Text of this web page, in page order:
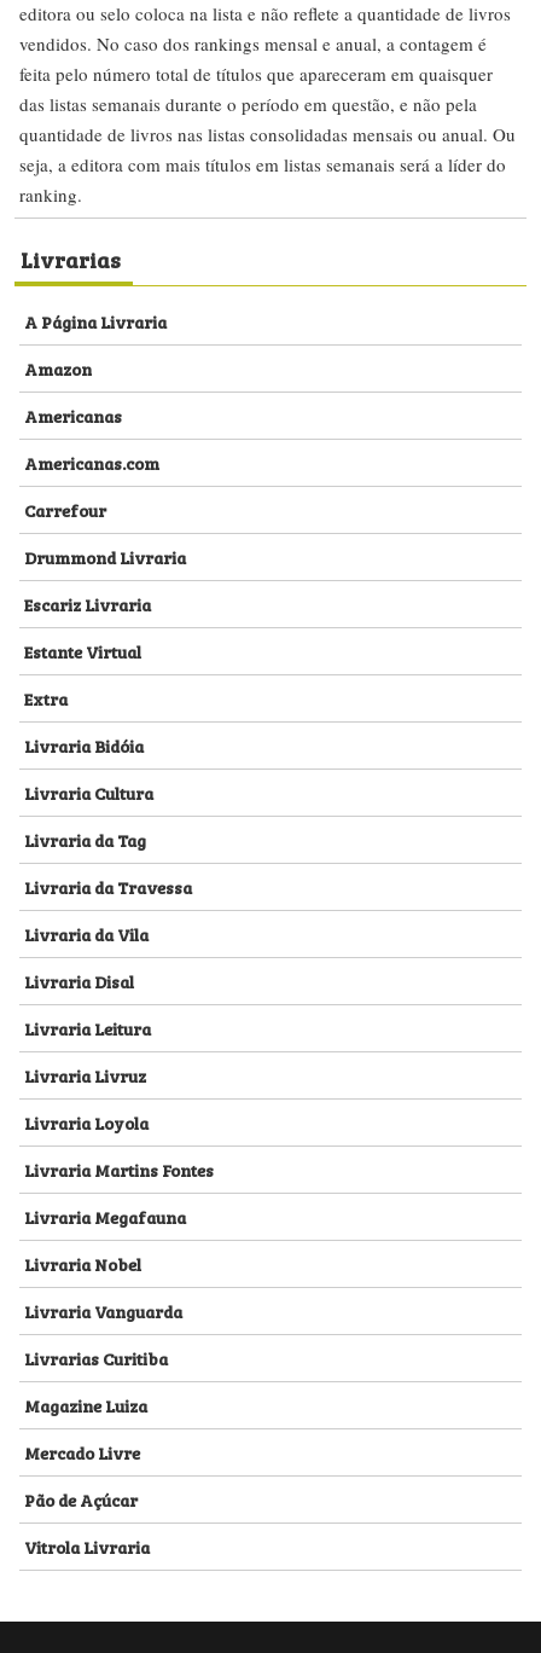
editora ou selo coloca na lista e não reflete a quantidade de livros
vendidos. No caso dos rankings mensal e anual, a contagem é
feita pelo número total de títulos que apareceram em quaisquer
das listas semanais durante o período em questão, e não pela
quantidade de livros nas listas consolidadas mensais ou anual. Ou
seja, a editora com mais títulos em listas semanais será a líder do
ranking.
Livrarias
A Página Livraria
Amazon
Americanas
Americanas.com
Carrefour
Drummond Livraria
Escariz Livraria
Estante Virtual
Extra
Livraria Bidóia
Livraria Cultura
Livraria da Tag
Livraria da Travessa
Livraria da Vila
Livraria Disal
Livraria Leitura
Livraria Livruz
Livraria Loyola
Livraria Martins Fontes
Livraria Megafauna
Livraria Nobel
Livraria Vanguarda
Livrarias Curitiba
Magazine Luiza
Mercado Livre
Pão de Açúcar
Vitrola Livraria